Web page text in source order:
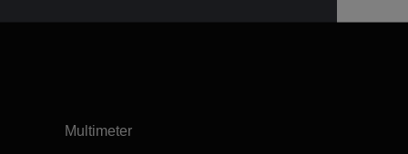
Multimeter